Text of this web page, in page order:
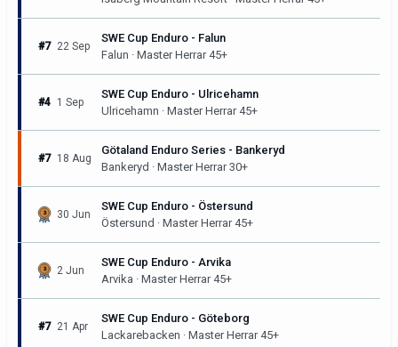
#7 22 Sep
SWE Cup Enduro - Falun
Falun · Master Herrar 45+
#4 1 Sep
SWE Cup Enduro - Ulricehamn
Ulricehamn · Master Herrar 45+
#7 18 Aug
Götaland Enduro Series - Bankeryd
Bankeryd · Master Herrar 30+
30 Jun
SWE Cup Enduro - Östersund
Östersund · Master Herrar 45+
2 Jun
SWE Cup Enduro - Arvika
Arvika · Master Herrar 45+
#7 21 Apr
SWE Cup Enduro - Göteborg
Lackarebacken · Master Herrar 45+